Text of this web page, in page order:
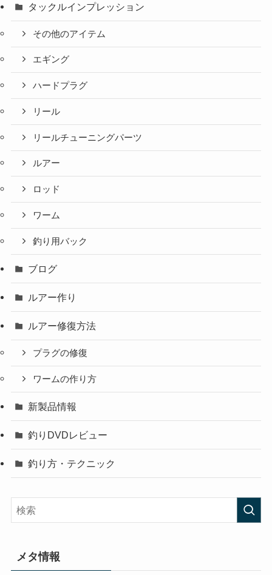
タックルインプレッション
その他のアイテム
エギング
ハードプラグ
リール
リールチューニングパーツ
ルアー
ロッド
ワーム
釣り用バック
ブログ
ルアー作り
ルアー修復方法
プラグの修復
ワームの作り方
新製品情報
釣りDVDレビュー
釣り方・テクニック
メタ情報